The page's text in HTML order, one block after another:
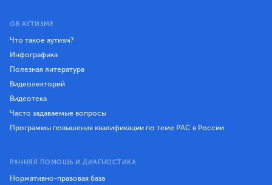
ОБ АУТИЗМЕ
Что такое аутизм?
Инфографика
Полезная литература
Видеолекторий
Видеотека
Часто задаваемые вопросы
Программы повышения квалификации по теме РАС в России
РАННЯЯ ПОМОЩЬ И ДИАГНОСТИКА
Нормативно-правовая база